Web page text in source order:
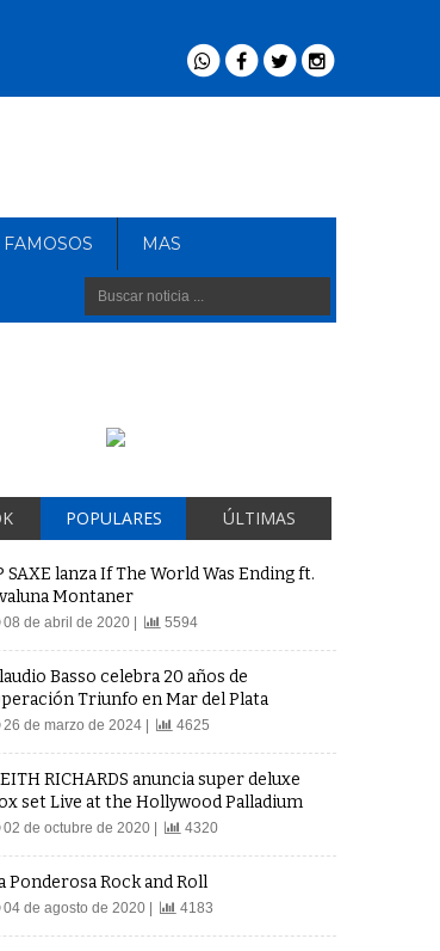
FAMOSOS MAS
POPULARES ÚLTIMAS
SAXE lanza If The World Was Ending ft.
Montaner
08 de abril de 2020 | 5594
Basso celebra 20 años de
Triunfo en Mar del Plata
26 de marzo de 2024 | 4625
RICHARDS anuncia super deluxe
set Live at the Hollywood Palladium
02 de octubre de 2020 | 4320
Ponderosa Rock and Roll
04 de agosto de 2020 | 4183